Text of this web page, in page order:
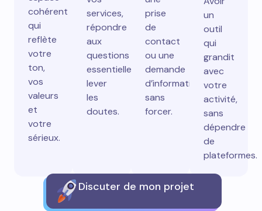
cohérent
qui
reflète
votre
ton,
vos
valeurs
et
votre
sérieux.
services,
répondre
aux
questions
essentielles,
lever
les
doutes.
prise
de
contact
ou une
demande
d’information
sans
forcer.
un
outil
qui
grandit
avec
votre
activité,
sans
dépendre
de
plateformes.
Discuter de mon projet